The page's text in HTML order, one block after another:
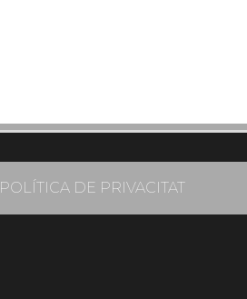
POLÍTICA DE PRIVACITAT